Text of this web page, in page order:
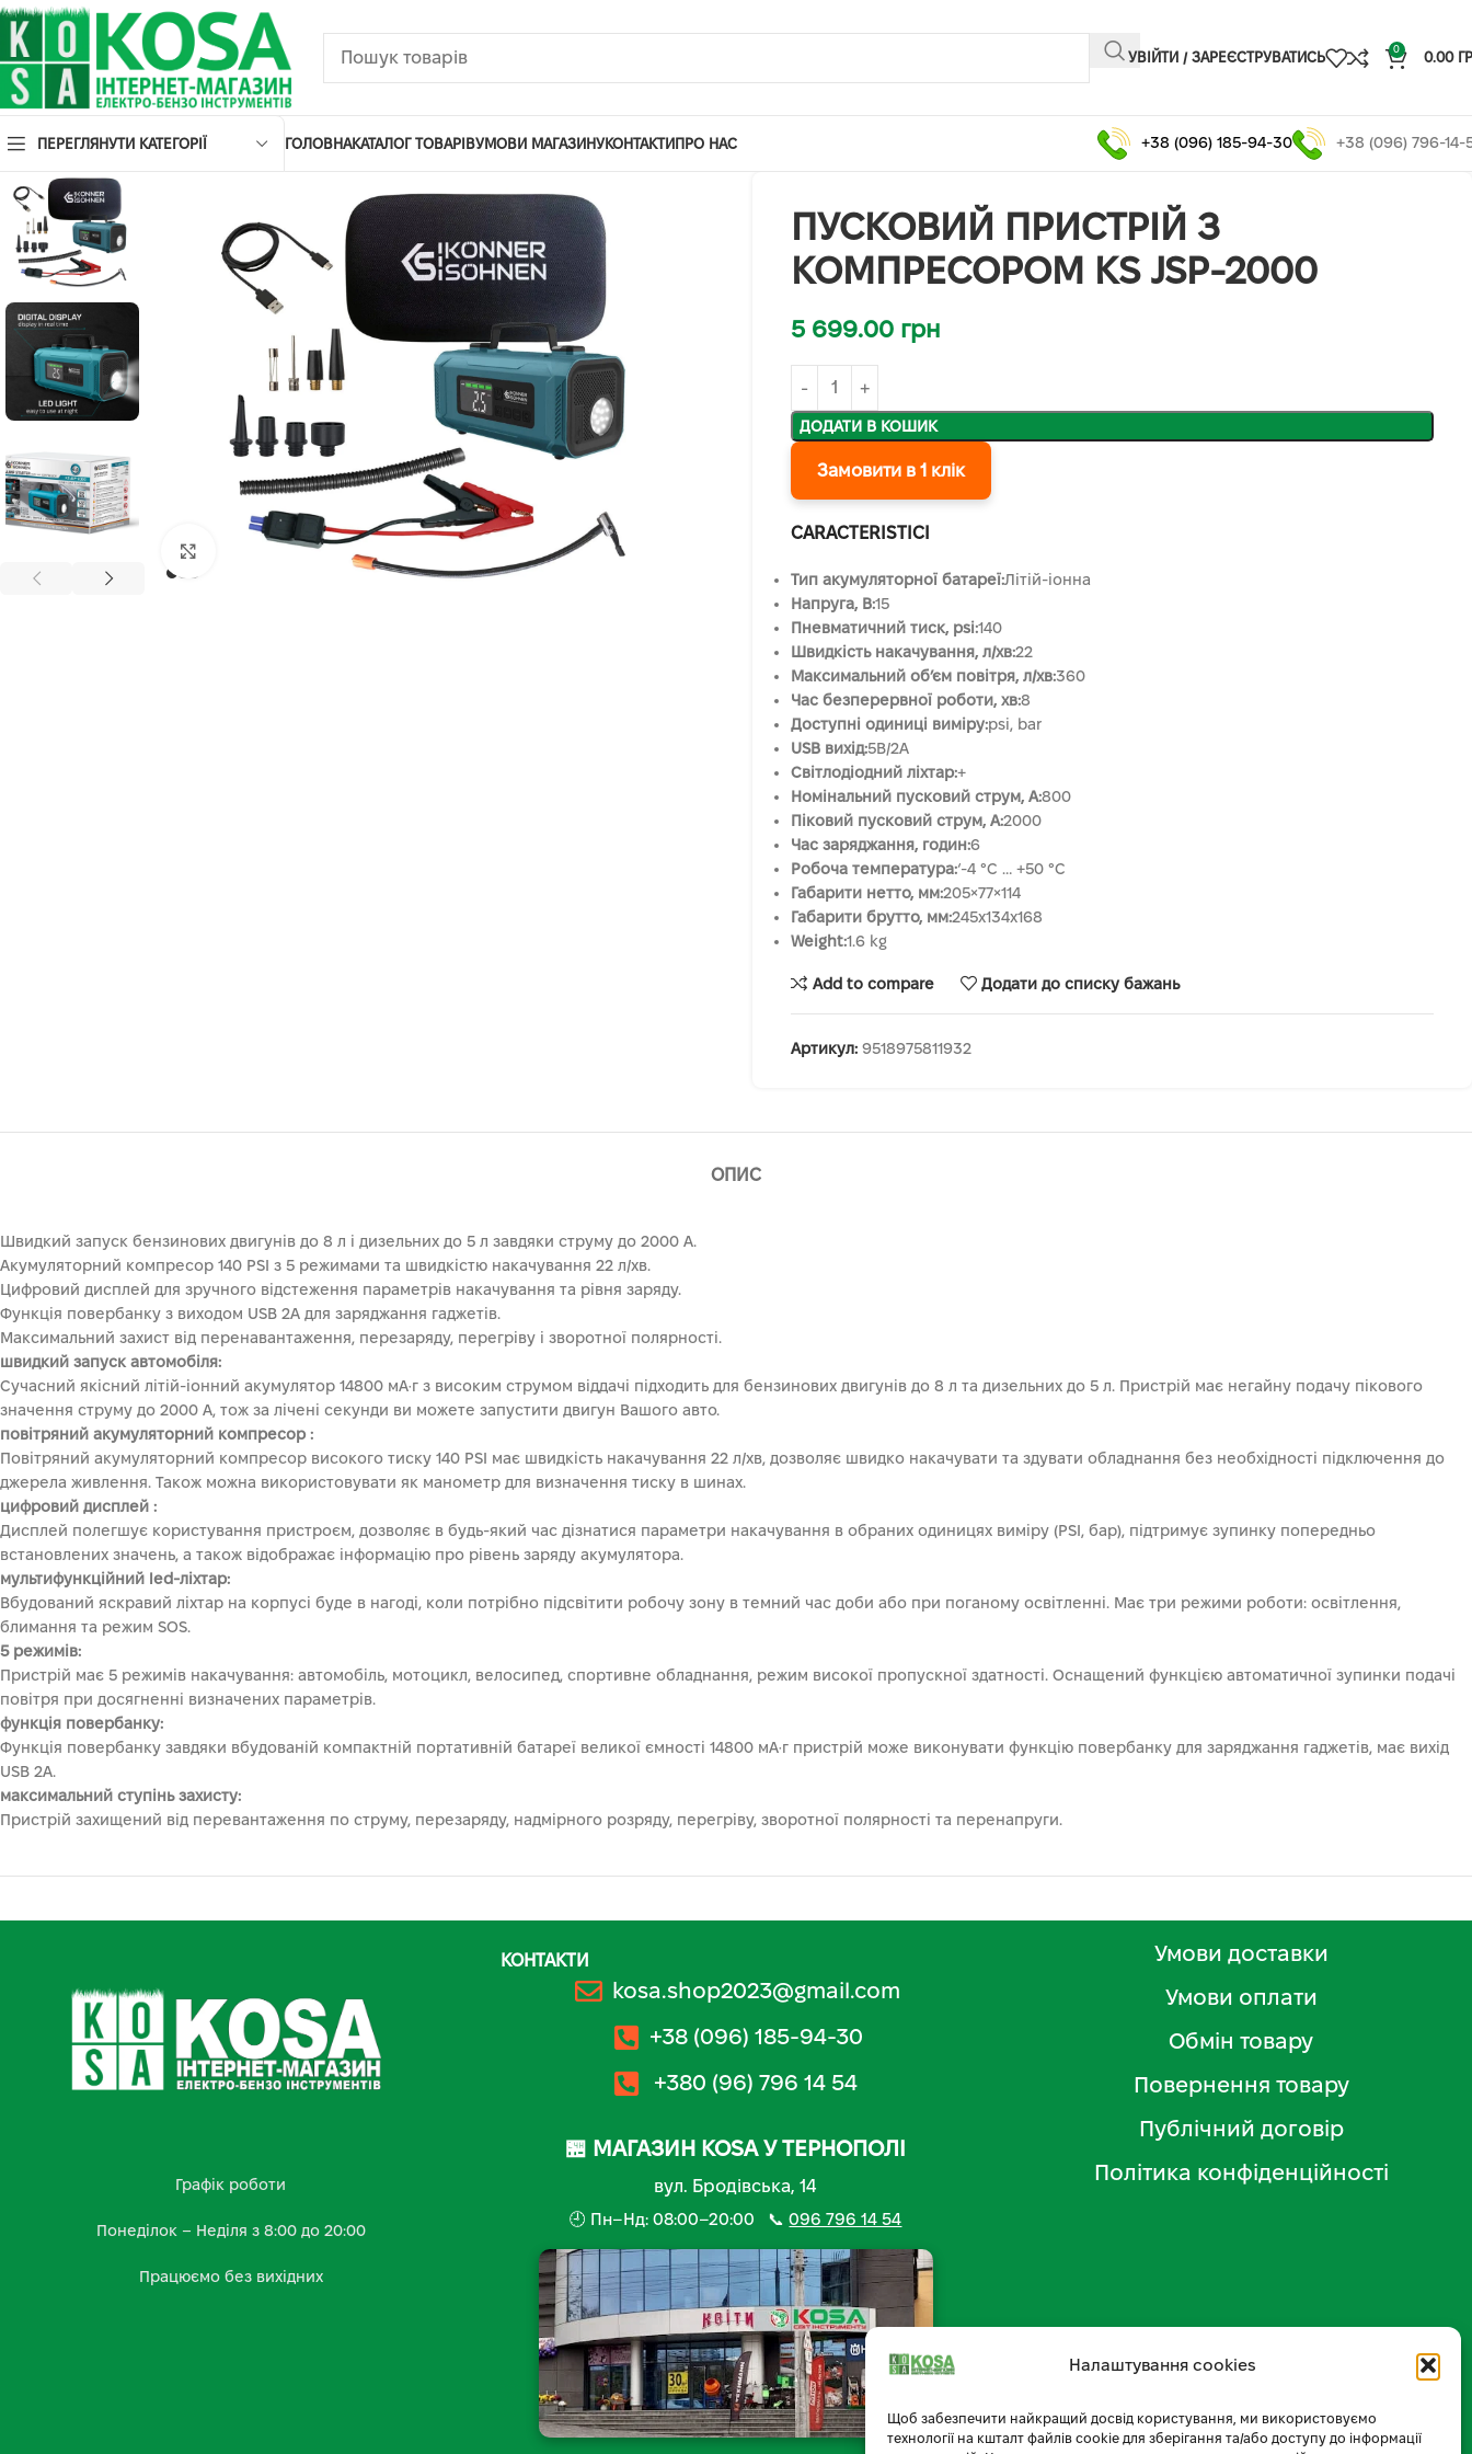
Налаштування cookies
Щоб забезпечити найкращий досвід користування, ми використовуємо
технології на кшталт файлів cookie для зберігання та/або доступу до інформації
УВІЙТИ / ЗАРЕЄСТРУВАТИСЬ
0
0.00
ПЕРЕГЛЯНУТИ КАТЕГОРІЇ ГОЛОВНАКАТАЛОГ ТОВАРІВУМОВИ МАГАЗИНУКОНТАКТИПРО НАС +38 (096) 185-94-30 +38 (096) 796-14-
Клацніть, щоб збільшити
ПУСКОВИЙ ПРИСТРІЙ З
КОМПРЕСОРОМ KS JSP-2000
5 699.00 грн
ДОДАТИ В КОШИК
Замовити в 1 клік
CARACTERISTICI
Тип акумуляторної батареї:Літій-іонна
Напруга, B:15
Пневматичний тиск, psi:140
Швидкість накачування, л/хв:22
Максимальний об’єм повітря, л/хв:360
Час безперервної роботи, хв:8
Доступні одиниці виміру:psi, bar
USB вихід:5В/2А
Світлодіодний ліхтар:+
Номінальний пусковий струм, А:800
Піковий пусковий струм, А:2000
Час заряджання, годин:6
Робоча температура:‘-4 °C … +50 °C
Габарити нетто, мм:205×77×114
Габарити брутто, мм:245x134x168
Weight:1.6 kg
Add to compare Додати до списку бажань
Артикул: 9518975811932
ОПИС
Швидкий запуск бензинових двигунів до 8 л і дизельних до 5 л завдяки струму до 2000 А.
Акумуляторний компресор 140 PSI з 5 режимами та швидкістю накачування 22 л/хв.
Цифровий дисплей для зручного відстеження параметрів накачування та рівня заряду.
Функція повербанку з виходом USB 2А для заряджання гаджетів.
Максимальний захист від перенавантаження, перезаряду, перегріву і зворотної полярності.
швидкий запуск автомобіля:
Сучасний якісний літій-іонний акумулятор 14800 мА·г з високим струмом віддачі підходить для бензинових двигунів до 8 л та дизельних до 5 л. Пристрій має негайну подачу пікового
значення струму до 2000 А, тож за лічені секунди ви можете запустити двигун Вашого авто.
повітряний акумуляторний компресор :
Повітряний акумуляторний компресор високого тиску 140 PSI має швидкість накачування 22 л/хв, дозволяє швидко накачувати та здувати обладнання без необхідності підключення до
джерела живлення. Також можна використовувати як манометр для визначення тиску в шинах.
цифровий дисплей :
Дисплей полегшує користування пристроєм, дозволяє в будь-який час дізнатися параметри накачування в обраних одиницях виміру (PSI, бар), підтримує зупинку попередньо
встановлених значень, а також відображає інформацію про рівень заряду акумулятора.
мультифункційний led-ліхтар:
Вбудований яскравий ліхтар на корпусі буде в нагоді, коли потрібно підсвітити робочу зону в темний час доби або при поганому освітленні. Має три режими роботи: освітлення,
блимання та режим SOS.
5 режимів:
Пристрій має 5 режимів накачування: автомобіль, мотоцикл, велосипед, спортивне обладнання, режим високої пропускної здатності. Оснащений функцією автоматичної зупинки подачі
повітря при досягненні визначених параметрів.
функція повербанку:
Функція повербанку завдяки вбудованій компактній портативній батареї великої ємності 14800 мА·г пристрій може виконувати функцію повербанку для заряджання гаджетів, має вихід
USB 2А.
максимальний ступінь захисту:
Пристрій захищений від перевантаження по струму, перезаряду, надмірного розряду, перегріву, зворотної полярності та перенапруги.
Графік роботи
Понеділок – Неділя з 8:00 до 20:00
Працюємо без вихідних
КОНТАКТИ
kosa.shop2023@gmail.com
+38 (096) 185-94-30
+380 (96) 796 14 54
🏪 МАГАЗИН KOSA У ТЕРНОПОЛІ
вул. Бродівська, 14
🕘 Пн–Нд: 08:00–20:00 📞096 796 14 54
Умови доставки
Умови оплати
Обмін товару
Повернення товару
Публічний договір
Політика конфіденційності